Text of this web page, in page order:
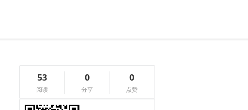
53
阅读
0
分享
0
点赞